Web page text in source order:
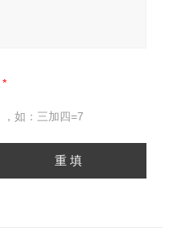
如：三加四=7